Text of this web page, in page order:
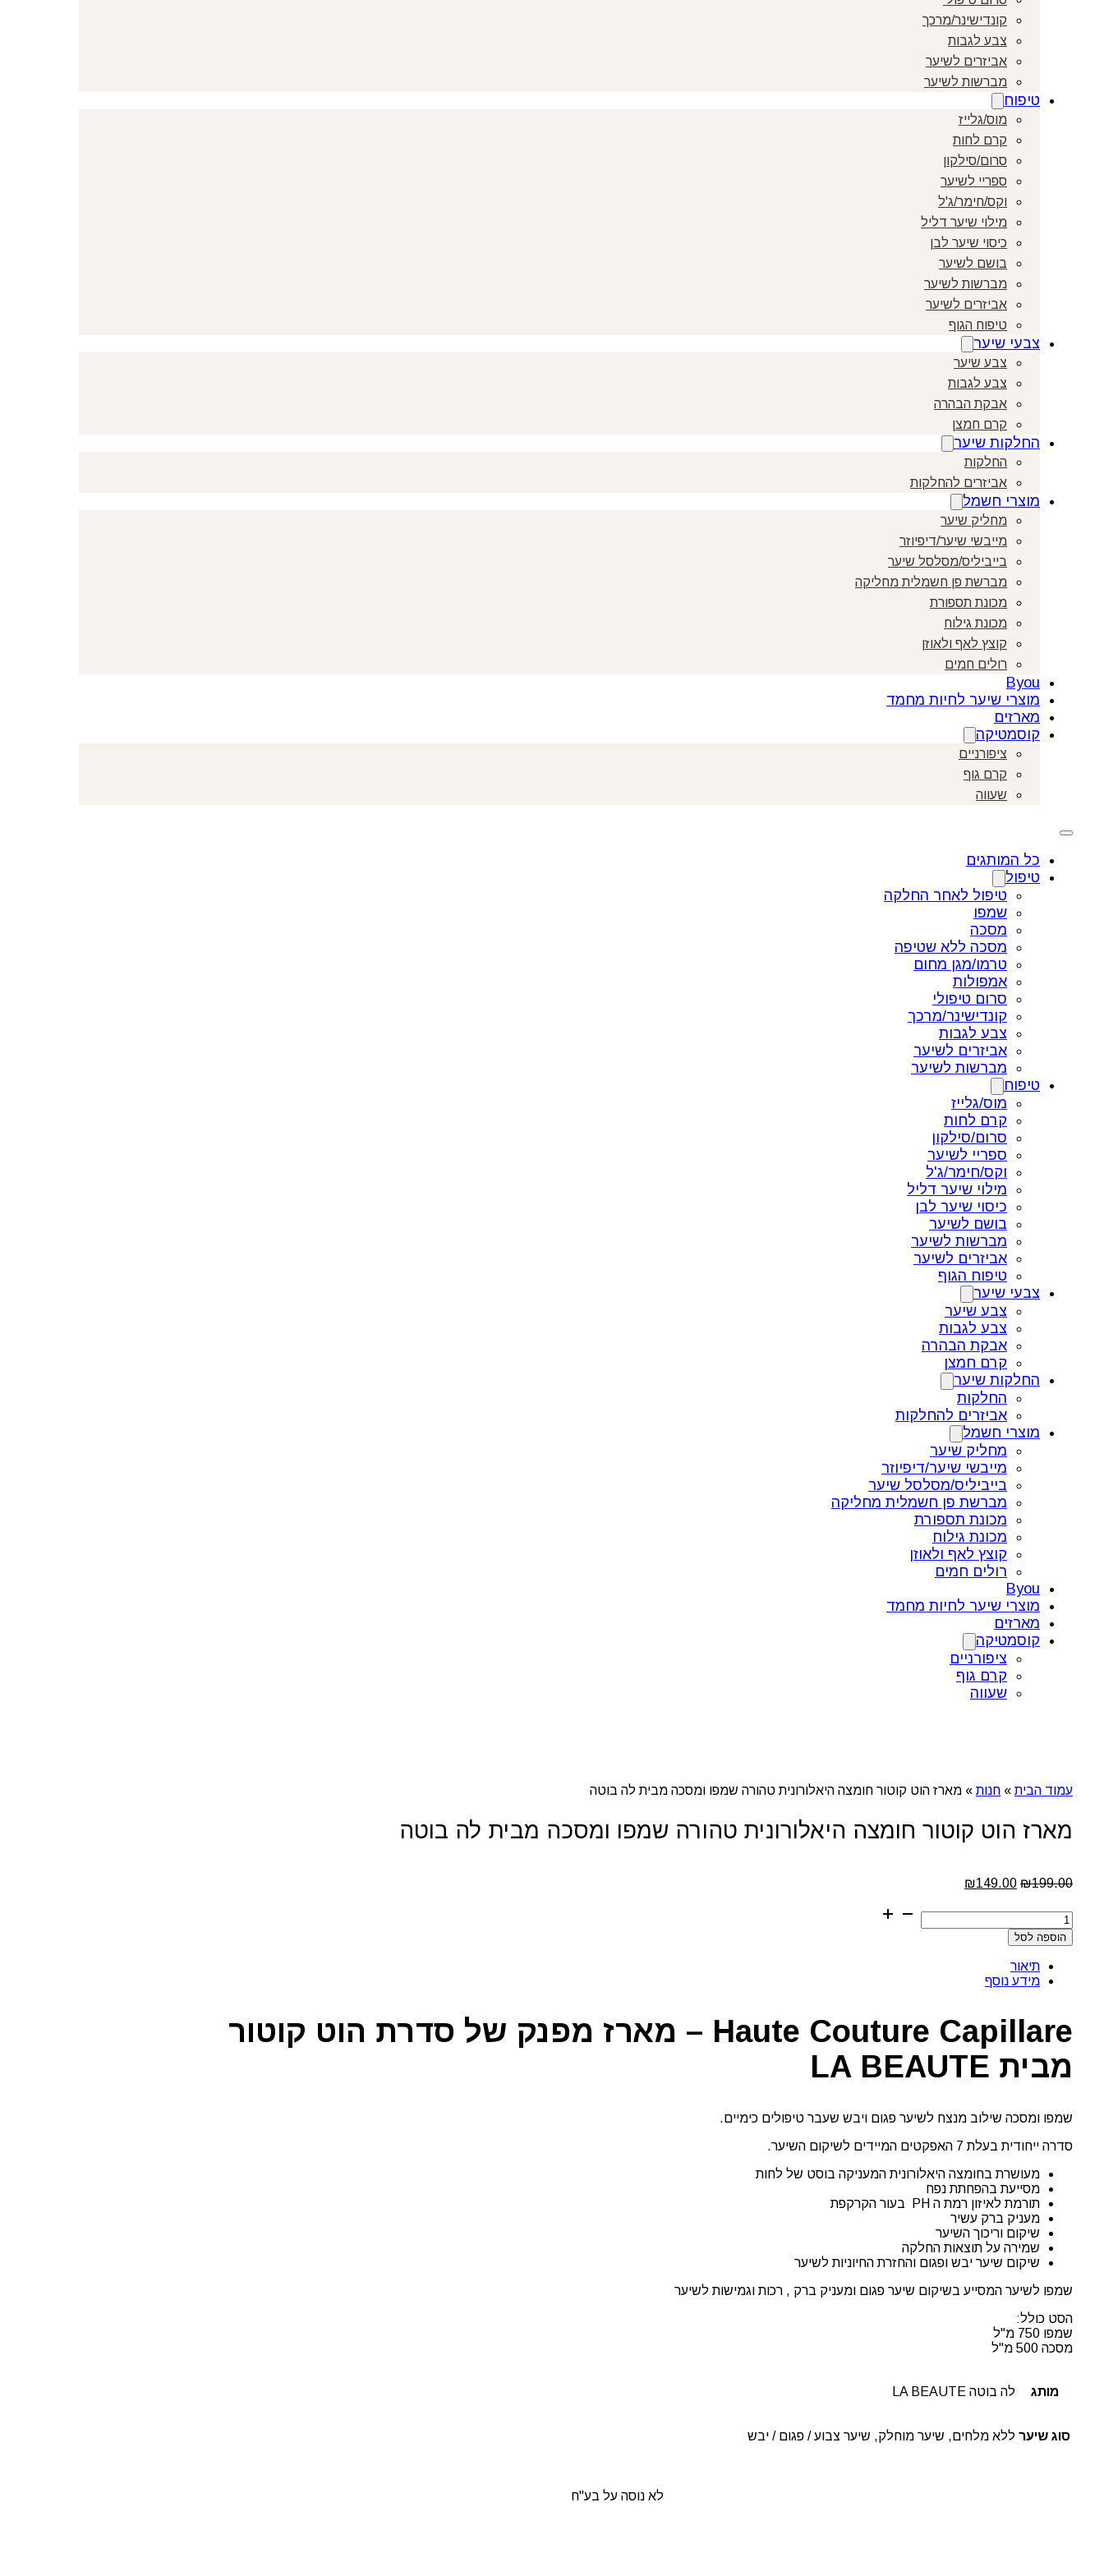
קונדישינר/מרכך
צבע לגבות
אביזרים לשיער
מברשות לשיער
טיפוח
מוס/גלייז
קרם לחות
סרום/סילקון
ספריי לשיער
וקס/חימר/ג'ל
מילוי שיער דליל
כיסוי שיער לבן
בושם לשיער
מברשות לשיער
אביזרים לשיער
טיפוח הגוף
צבעי שיער
צבע שיער
צבע לגבות
אבקת הבהרה
קרם חמצן
החלקות שיער
החלקות
אביזרים להחלקות
מוצרי חשמל
מחליק שיער
מייבשי שיער/דיפיוזר
בייביליס/מסלסל שיער
מברשת פן חשמלית מחליקה
מכונת תספורת
מכונת גילוח
קוצץ לאף ולאוזן
רולים חמים
Byou
מוצרי שיער לחיות מחמד
מארזים
קוסמטיקה
ציפורניים
קרם גוף
שעווה
כל המותגים
טיפול
טיפול לאחר החלקה
שמפו
מסכה
מסכה ללא שטיפה
טרמו/מגן מחום
אמפולות
סרום טיפולי
קונדישינר/מרכך
צבע לגבות
אביזרים לשיער
מברשות לשיער
טיפוח
מוס/גלייז
קרם לחות
סרום/סילקון
ספריי לשיער
וקס/חימר/ג'ל
מילוי שיער דליל
כיסוי שיער לבן
בושם לשיער
מברשות לשיער
אביזרים לשיער
טיפוח הגוף
צבעי שיער
צבע שיער
צבע לגבות
אבקת הבהרה
קרם חמצן
החלקות שיער
החלקות
אביזרים להחלקות
מוצרי חשמל
מחליק שיער
מייבשי שיער/דיפיוזר
בייביליס/מסלסל שיער
מברשת פן חשמלית מחליקה
מכונת תספורת
מכונת גילוח
קוצץ לאף ולאוזן
רולים חמים
Byou
מוצרי שיער לחיות מחמד
מארזים
קוסמטיקה
ציפורניים
קרם גוף
שעווה
עמוד הבית » חנות » מארז הוט קוטור חומצה היאלורונית טהורה שמפו ומסכה מבית לה בוטה
מארז הוט קוטור חומצה היאלורונית טהורה שמפו ומסכה מבית לה בוטה
₪199.00
המחיר
היה:
₪199.00.
₪149.00
הוא:
₪149.00.
כמות
של
מארז
קוטור
חומצה
שמפו
ומסכה
מבית
לה
הוספה לסל
תיאור
מידע נוסף
Haute Couture Capillare – מארז מפנק של סדרת הוט קוטור
מבית LA BEAUTE
שמפו ומסכה שילוב מנצח לשיער פגום ויבש שעבר טיפולים כימיים.
סדרה ייחודית בעלת 7 האפקטים המיידים לשיקום השיער.
מעושרת בחומצה היאלורונית המעניקה בוסט של לחות
מסייעת בהפחתת נפח
תורמת לאיזון רמת ה PH בעור הקרקפת
מעניק ברק עשיר
שיקום וריכוך השיער
שמירה על תוצאות החלקה
שיקום שיער יבש ופגום והחזרת החיוניות לשיער
שמפו לשיער המסייע בשיקום שיער פגום ומעניק ברק , רכות וגמישות לשיער
הסט כולל:
שמפו 750 מ"ל
מסכה 500 מ"ל
מותג לה בוטה LA BEAUTE
סוג שיער ללא מלחים, שיער מוחלק, שיער צבוע / פגום / יבש
לא נוסה על בע"ח